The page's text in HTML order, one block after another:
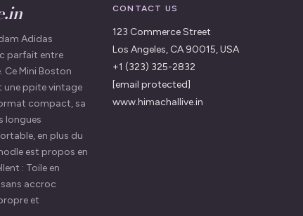
Adidas
parfait entre
Mini Boston
une ppite vintage
compact, sa
longues
en plus du
est propos en
: Toile en
accroc
et
CONTACT US
123 Commerce Street
Los Angeles, CA 90015, USA
+1 (323) 325-2832
[email protected]
www.himachallive.in